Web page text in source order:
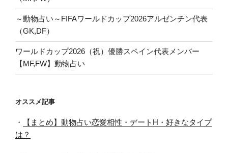
～動物占い～FIFAワールドカップ2026アルゼンチン代表
（GK,DF）
ワールドカップ2026（祝）優勝スペイン代表メンバー
【MF,FW】動物占い
オススメ記事
・
【まとめ】動物占い恋愛相性・デートH・好きなタイプ
は？